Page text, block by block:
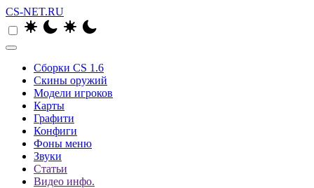
CS-NET.RU
Сборки CS 1.6
Скины оружий
Модели игроков
Карты
Графити
Конфиги
Фоны меню
Звуки
Статьи
Видео инфо.